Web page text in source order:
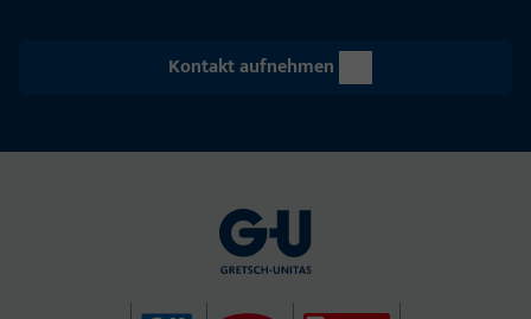
Kontakt aufnehmen